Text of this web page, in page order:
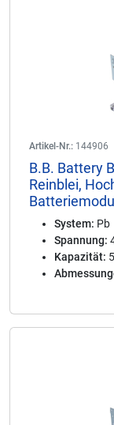
Artikel-Nr.: 144906
B.B. Battery
Reinblei,
Batteriemodul
System: Pb
Spannung:
Kapazität: